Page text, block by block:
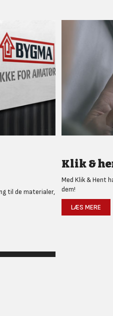
til de materialer,
Klik &
Med Klik & Hent
dem!
LÆS MERE